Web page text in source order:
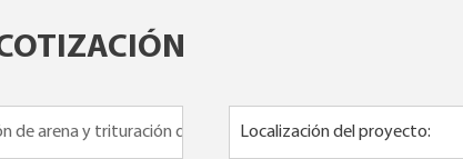
Localización del proyecto: